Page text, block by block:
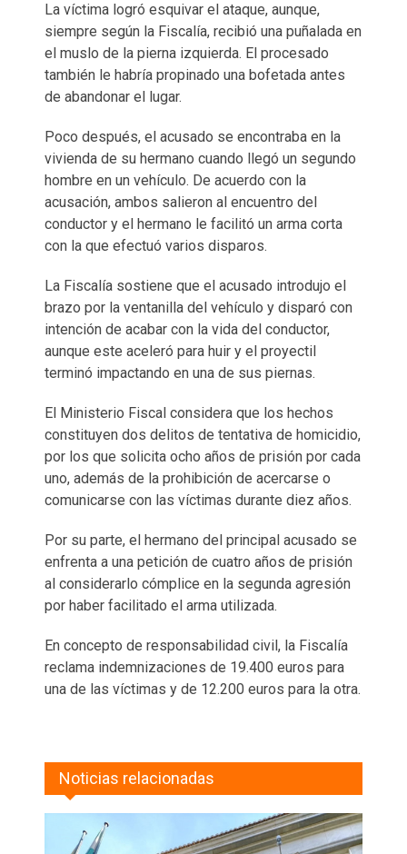
La víctima logró esquivar el ataque, aunque,
siempre según la Fiscalía, recibió una puñalada en
el muslo de la pierna izquierda. El procesado
también le habría propinado una bofetada antes
de abandonar el lugar.
Poco después, el acusado se encontraba en la
vivienda de su hermano cuando llegó un segundo
hombre en un vehículo. De acuerdo con la
acusación, ambos salieron al encuentro del
conductor y el hermano le facilitó un arma corta
con la que efectuó varios disparos.
La Fiscalía sostiene que el acusado introdujo el
brazo por la ventanilla del vehículo y disparó con
intención de acabar con la vida del conductor,
aunque este aceleró para huir y el proyectil
terminó impactando en una de sus piernas.
El Ministerio Fiscal considera que los hechos
constituyen dos delitos de tentativa de homicidio,
por los que solicita ocho años de prisión por cada
uno, además de la prohibición de acercarse o
comunicarse con las víctimas durante diez años.
Por su parte, el hermano del principal acusado se
enfrenta a una petición de cuatro años de prisión
al considerarlo cómplice en la segunda agresión
por haber facilitado el arma utilizada.
En concepto de responsabilidad civil, la Fiscalía
reclama indemnizaciones de 19.400 euros para
una de las víctimas y de 12.200 euros para la otra.
Noticias relacionadas